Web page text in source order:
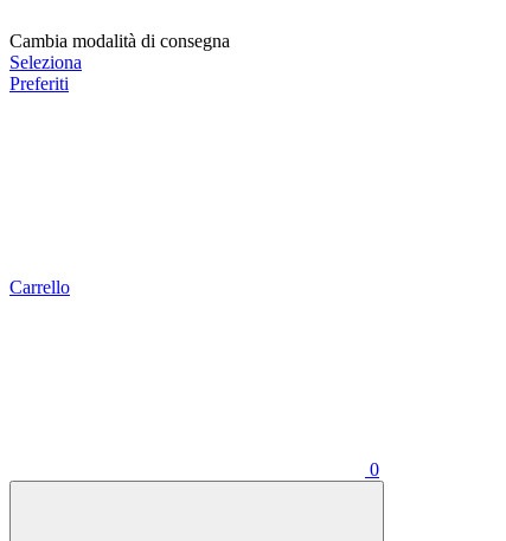
Cambia modalità di consegna
Seleziona
Preferiti
Carrello
0